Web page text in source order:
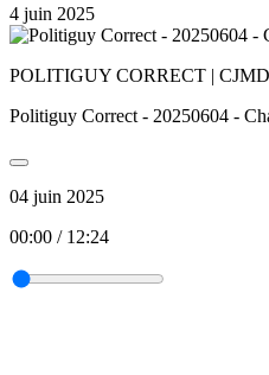
4 juin 2025
POLITIGUY CORRECT |
Politiguy Correct - 20250604 -
04 juin 2025
00:00 / 12:24